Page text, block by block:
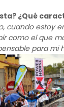
¿Qué
cuando estoy
como el que
para mi